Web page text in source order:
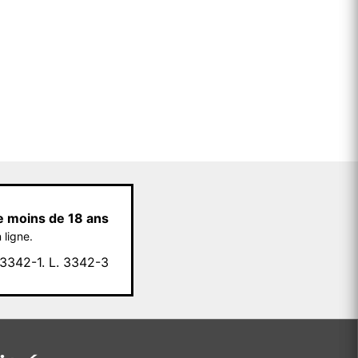
de 18 ans
ligne.
1. L. 3342-3